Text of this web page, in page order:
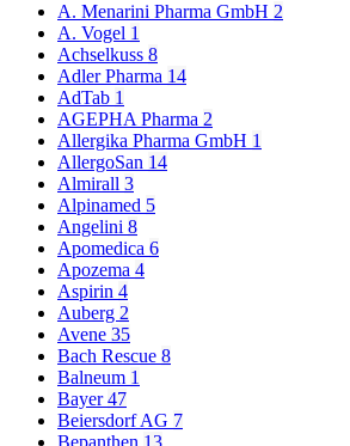
A. Menarini Pharma GmbH 2
A. Vogel 1
Achselkuss 8
Adler Pharma 14
AdTab 1
AGEPHA Pharma 2
Allergika Pharma GmbH 1
AllergoSan 14
Almirall 3
Alpinamed 5
Angelini 8
Apomedica 6
Apozema 4
Aspirin 4
Auberg 2
Avene 35
Bach Rescue 8
Balneum 1
Bayer47
Beiersdorf AG 7